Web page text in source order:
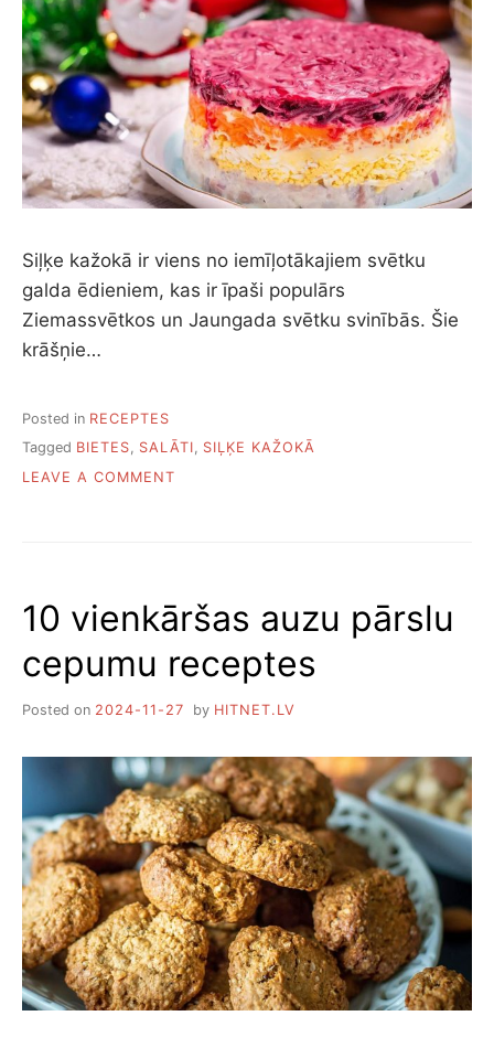
Siļķe kažokā ir viens no iemīļotākajiem svētku
galda ēdieniem, kas ir īpaši populārs
Ziemassvētkos un Jaungada svētku svinībās. Šie
krāšņie…
Posted in RECEPTES
Tagged BIETES, SALĀTI, SIĻĶE KAŽOKĀ
LEAVE A COMMENT
KLASIKAS
LĪDZ
EKSPERIMENTIEM
10 vienkāršas auzu pārslu
cepumu receptes
Posted on 2024-11-27 by HITNET.LV